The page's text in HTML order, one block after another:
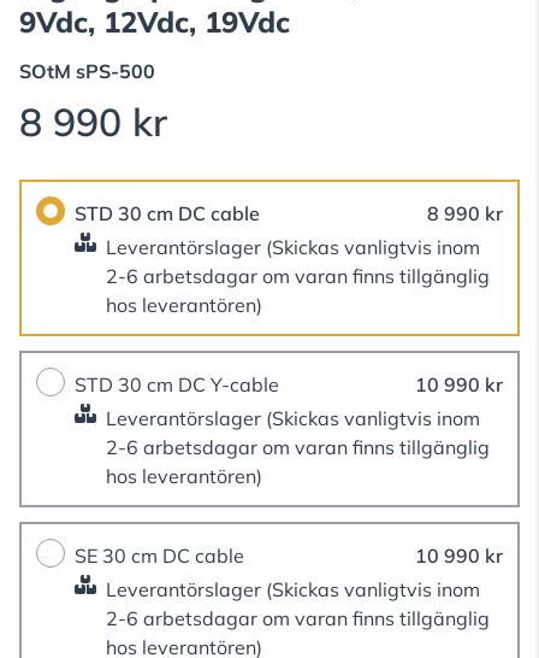
9Vdc, 12Vdc, 19Vdc
SOtM sPS-500
8 990 kr
STD 30 cm DC cable
8 990 kr
Leverantörslager (Skickas vanligtvis inom
2-6 arbetsdagar om varan finns tillgänglig
hos leverantören)
STD 30 cm DC Y-cable
10 990 kr
Leverantörslager (Skickas vanligtvis inom
2-6 arbetsdagar om varan finns tillgänglig
hos leverantören)
SE 30 cm DC cable
10 990 kr
Leverantörslager (Skickas vanligtvis inom
2-6 arbetsdagar om varan finns tillgänglig
hos leverantören)